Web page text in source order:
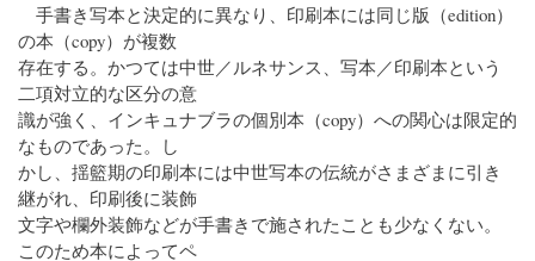
手書き写本と決定的に異なり、印刷本には同じ版（edition）
の本（copy）が複数
存在する。かつては中世／ルネサンス、写本／印刷本という
二項対立的な区分の意
識が強く、インキュナブラの個別本（copy）への関心は限定的
なものであった。し
かし、揺籃期の印刷本には中世写本の伝統がさまざまに引き
継がれ、印刷後に装飾
文字や欄外装飾などが手書きで施されたことも少なくない。
このため本によってペ